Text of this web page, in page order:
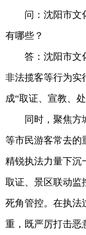
问：沈阳市文化
有哪些？
答：沈阳市文化
非法揽客等行为实
成“取证、宣教、
同时，聚焦方城
等市民游客常去的
精锐执法力量下沉
取证、景区联动监
死角管控。在执法
重，既严厉打击恶